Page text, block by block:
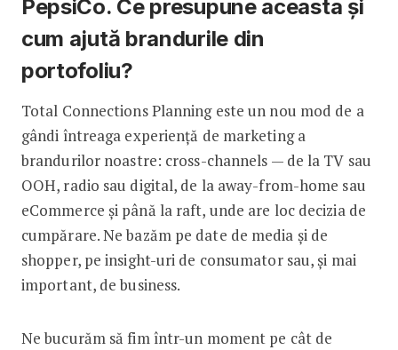
PepsiCo. Ce presupune aceasta și
cum ajută brandurile din
portofoliu?
Total Connections Planning este un nou mod de a
gândi întreaga experiență de marketing a
brandurilor noastre: cross-channels — de la TV sau
OOH, radio sau digital, de la away-from-home sau
eCommerce și până la raft, unde are loc decizia de
cumpărare. Ne bazăm pe date de media și de
shopper, pe insight-uri de consumator sau, și mai
important, de business.
Ne bucurăm să fim într-un moment pe cât de